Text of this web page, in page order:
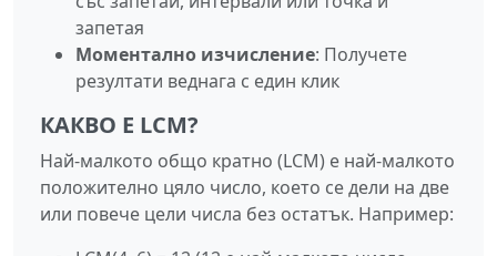
запетая
Моментално изчисление: Получете
резултати веднага с един клик
КАКВО Е LCM?
Най-малкото общо кратно (LCM) е най-малкото
положително цяло число, което се дели на две
или повече цели числа без остатък. Например: